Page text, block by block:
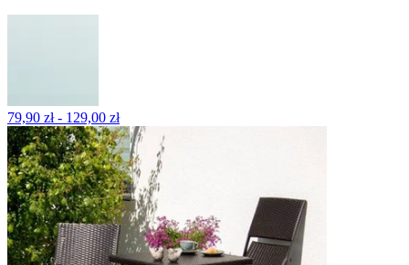
79,90 zł - 129,00 zł